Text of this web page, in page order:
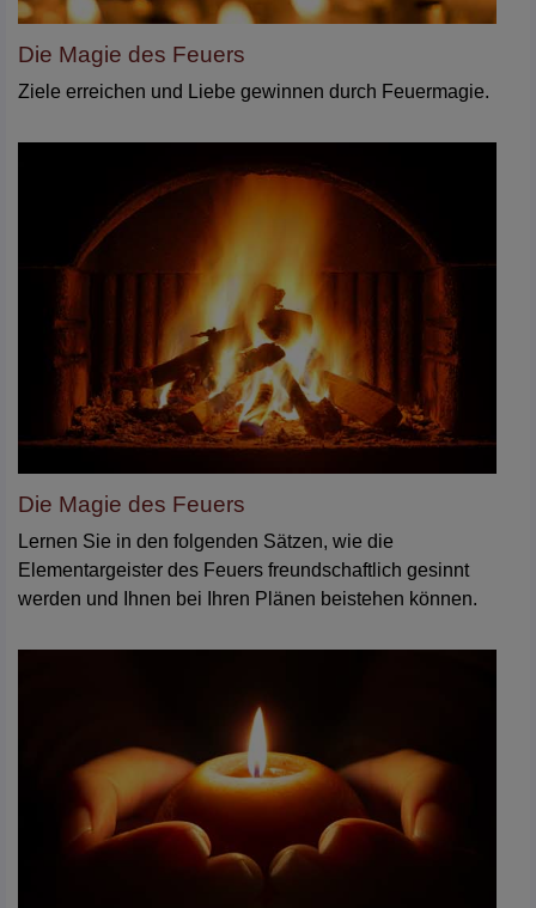
Die Magie des Feuers
Ziele erreichen und Liebe gewinnen durch Feuermagie.
Die Magie des Feuers
Lernen Sie in den folgenden Sätzen, wie die
Elementargeister des Feuers freundschaftlich gesinnt
werden und Ihnen bei Ihren Plänen beistehen können.